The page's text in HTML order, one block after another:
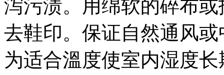
泻污渍。用绵软的碎布
去鞋印。保证自然通风
为适合溫度使室内湿度